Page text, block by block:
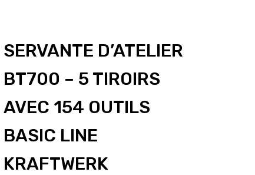
SERVANTE D’ATELIER
BT700 – 5 TIROIRS
AVEC 154 OUTILS
BASIC LINE
KRAFTWERK